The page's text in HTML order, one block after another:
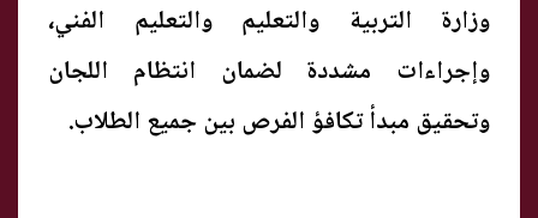
وزارة التربية والتعليم والتعليم الفني،
وإجراءات مشددة لضمان انتظام اللجان
وتحقيق مبدأ تكافؤ الفرص بين جميع الطلاب.